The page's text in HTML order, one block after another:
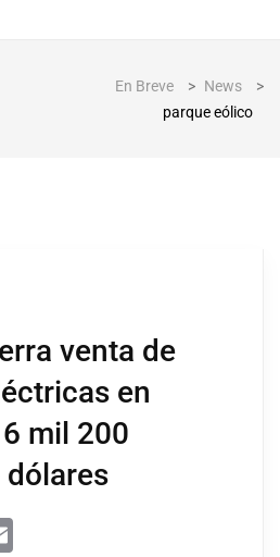
En Breve > News
>
parque eólico
venta de
en
mil 200